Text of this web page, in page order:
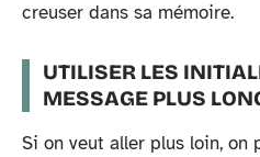
creuser dans sa mémoire.
UTILISER LES
MESSAGE PLUS
Si on veut aller plus loin, on